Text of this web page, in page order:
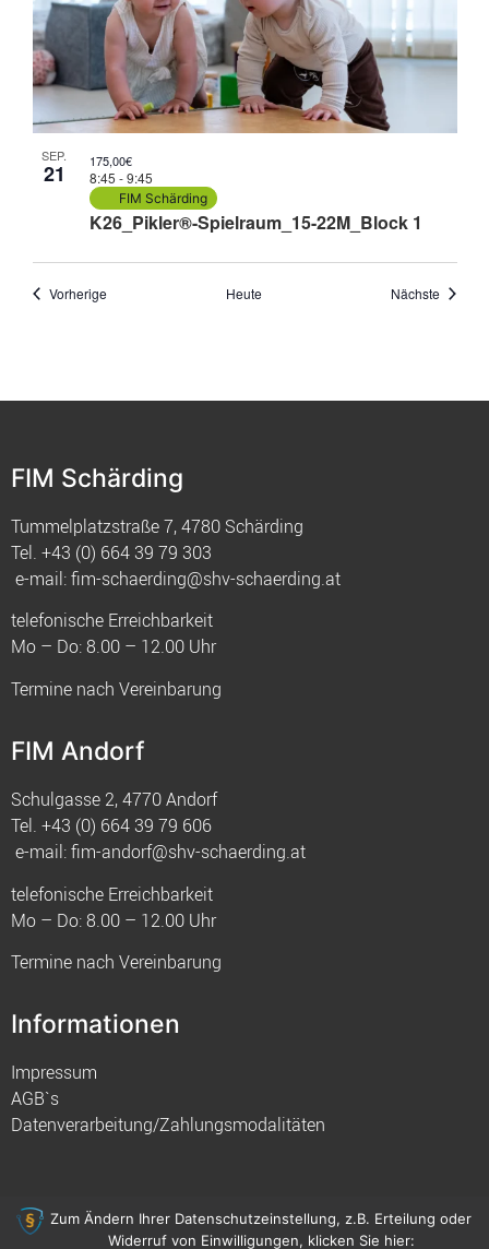
SEP.
21
K26_Pikler®-Spielraum_15-22M_Block 1
8:45 -9:45
FIM Schärding
175,00€
VorherigeVeranstaltungen Heute Nächste
FIM Schärding
Tummelplatzstraße 7, 4780 Schärding
Tel. +43 (0) 664 39 79 303
e-mail:fim-schaerding@shv-schaerding.at
telefonische Erreichbarkeit
Mo – Do: 8.00 – 12.00 Uhr
Termine nach Vereinbarung
FIM Andorf
Schulgasse 2, 4770 Andorf
Tel. +43 (0) 664 39 79 606
e-mail:fim-andorf@shv-schaerding.at
telefonische Erreichbarkeit
Mo – Do: 8.00 – 12.00 Uhr
Termine nach Vereinbarung
Informationen
Impressum
AGB`s
Datenverarbeitung/Zahlungsmodalitäten
© 2021 FIM
Zum Ändern Ihrer Datenschutzeinstellung, z.B. Erteilung oder
Widerruf von Einwilligungen, klicken Sie hier: